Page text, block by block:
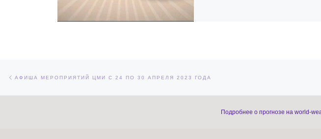
Навигация по записям
АФИША МЕРОПРИЯТИЙ ЦМИ С 24 ПО 30 АПРЕЛЯ 2023 ГОДА
Подробнее о прогнозе на world-